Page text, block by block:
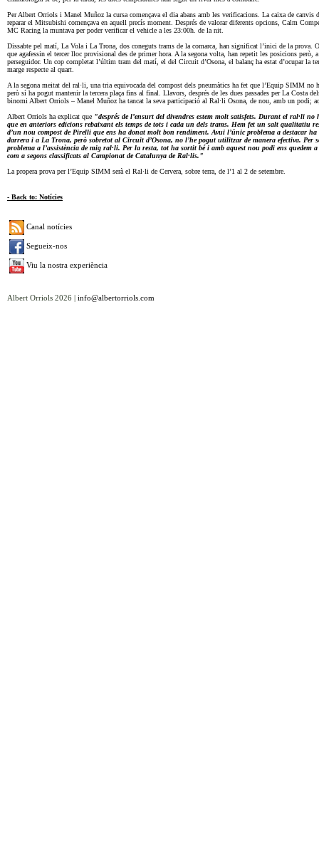
Per Albert Orriols i Manel Muñoz la cursa començava el dia abans amb les verificacions. La caixa de canvis
reparar el Mitsubishi començava en aquell precís moment. Després de valorar diferents opcions, Calm
MC Racing la muntava per poder verificar el vehicle a les 23:00h. de la nit.
Dissabte pel matí, La Vola i La Trona, dos coneguts trams de la comarca, han significat l’inici de la
que agafessin el tercer lloc provisional des de primer hora. A la segona volta, han repetit les posicions però,
perseguidor. Un cop completat l’últim tram del matí, el del Circuit d’Osona, el balanç ha estat d’ocupar la
marge respecte al quart.
A la segona meitat del ral·li, una tria equivocada del compost dels pneumàtics ha fet que l’Equip SIMM no
però sí ha pogut mantenir la tercera plaça fins al final. Llavors, després de les dues passades per La Costa
binomi Albert Orriols – Manel Muñoz ha tancat la seva participació al Ral·li Osona, de nou, amb un podi;
Albert Orriols ha explicat que "després de l’ensurt del divendres estem molt satisfets. Durant el ral·li
que en anteriors edicions rebaixant els temps de tots i cada un dels trams. Hem fet un salt qualitatiu
d’un nou compost de Pirelli que ens ha donat molt bon rendiment. Avui l’únic problema a destacar
darrera i a La Trona, però sobretot al Circuit d’Osona, no l’he pogut utilitzar de manera efectiva. Per
problema a l’assistència de mig ral·li. Per la resta, tot ha sortit bé i amb aquest nou podi ens
com a segons classificats al Campionat de Catalunya de Ral·lis."
La propera prova per l’Equip SIMM serà el Ral·li de Cervera, sobre terra, de l’1 al 2 de setembre.
- Back to: Notícies
Albert Orriols 2026 | info@albertorriols.com
Canal notícies
Segueix-nos
Viu la nostra experiència